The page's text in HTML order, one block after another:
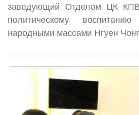
заведующий Отделом ЦК
политическому
народными массами Нгуен